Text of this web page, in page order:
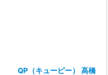
QP（キューピー） 高橋